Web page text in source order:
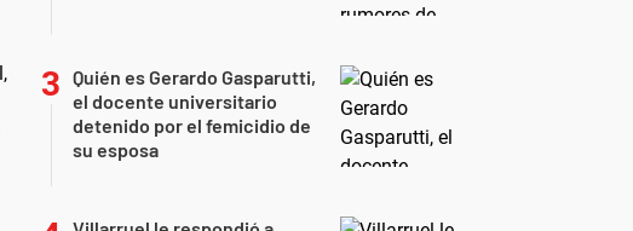
Quién es Gerardo Gasparutti,
el docente universitario
detenido por el femicidio de
su esposa